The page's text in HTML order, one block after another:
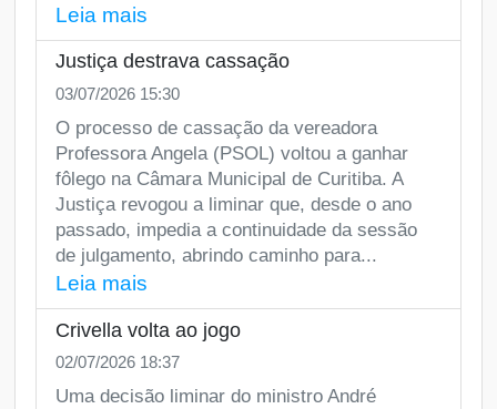
Leia mais
Justiça destrava cassação
03/07/2026 15:30
O processo de cassação da vereadora
Professora Angela (PSOL) voltou a ganhar
fôlego na Câmara Municipal de Curitiba. A
Justiça revogou a liminar que, desde o ano
passado, impedia a continuidade da sessão
de julgamento, abrindo caminho para...
Leia mais
Crivella volta ao jogo
02/07/2026 18:37
Uma decisão liminar do ministro André